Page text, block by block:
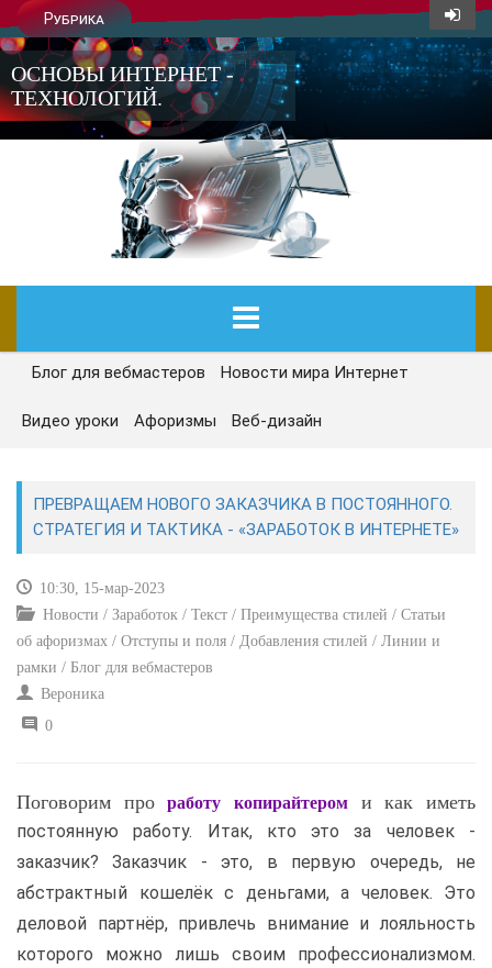
Рубрика
ОСНОВЫ ИНТЕРНЕТ -
ТЕХНОЛОГИЙ.
ГЛАВНАЯ
СЕГОДНЯ
РЕМОНТ И СОВЕТЫ
ИНТЕРНЕТ И СВЯЗЬ
УЧЕБНИК CSS
Блог для вебмастеров Новости мира Интернет
Видео уроки Афоризмы Веб-дизайн
ПРЕВРАЩАЕМ НОВОГО ЗАКАЗЧИКА В ПОСТОЯННОГО.
СТРАТЕГИЯ И ТАКТИКА - «ЗАРАБОТОК В ИНТЕРНЕТЕ»
10:30, 15-мар-2023
Новости / Заработок / Текст / Преимущества стилей / Статьи
об афоризмах / Отступы и поля / Добавления стилей / Линии и
рамки / Блог для вебмастеров
Вероника
0
Поговорим проработу копирайтером и как иметь
постоянную работу. Итак, кто это за человек -
заказчик? Заказчик - это, в первую очередь, не
абстрактный кошелёк с деньгами, а человек. Это
деловой партнёр, привлечь внимание и лояльность
которого можно лишь своим профессионализмом.